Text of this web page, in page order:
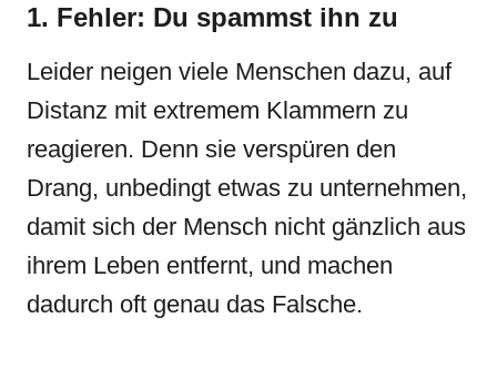
1. Fehler: Du spammst ihn zu
Leider neigen viele Menschen dazu, auf
Distanz mit extremem Klammern zu
reagieren. Denn sie verspüren den
Drang, unbedingt etwas zu unternehmen,
damit sich der Mensch nicht gänzlich aus
ihrem Leben entfernt, und machen
dadurch oft genau das Falsche.